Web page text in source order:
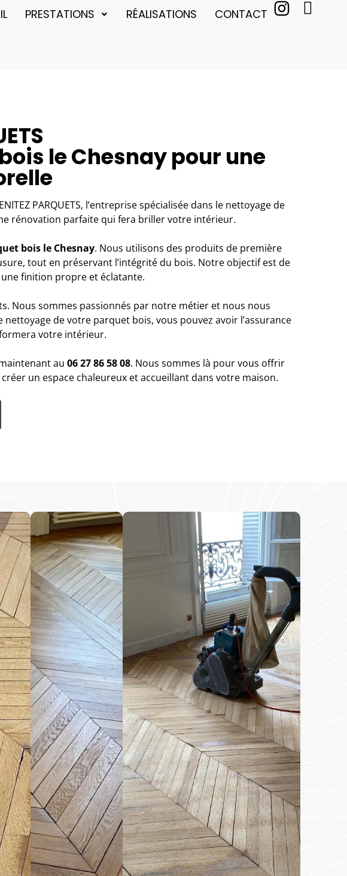
PRESTATIONS RÉALISATIONS CONTACT
le Chesnay pour une
PARQUETS, l’entreprise spécialisée dans le nettoyage de
rénovation parfaite qui fera briller votre intérieur.
boisle Chesnay. Nous utilisons des produits de première
tout en préservant l’intégrité du bois. Notre objectif est de
finition propre et éclatante.
Nous sommes passionnés par notre métier et nous nous
de votre parquet bois, vous pouvez avoir l’assurance
votre intérieur.
au 06 27 86 58 08. Nous sommes là pour vous offrir
un espace chaleureux et accueillant dans votre maison.